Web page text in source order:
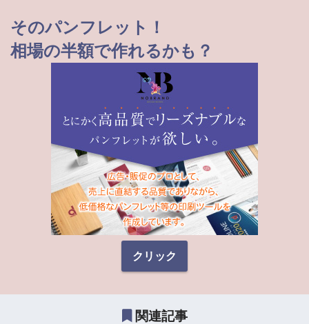
そのパンフレット！
相場の半額で作れるかも？
クリック
関連記事